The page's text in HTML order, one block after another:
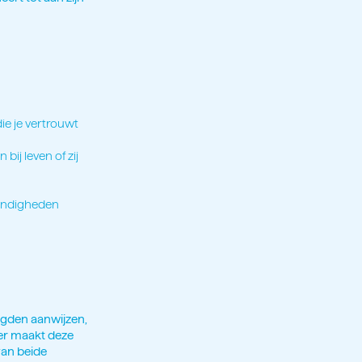
je vertrouwt
bij leven of zij
aanwijzen,
maakt deze
beide